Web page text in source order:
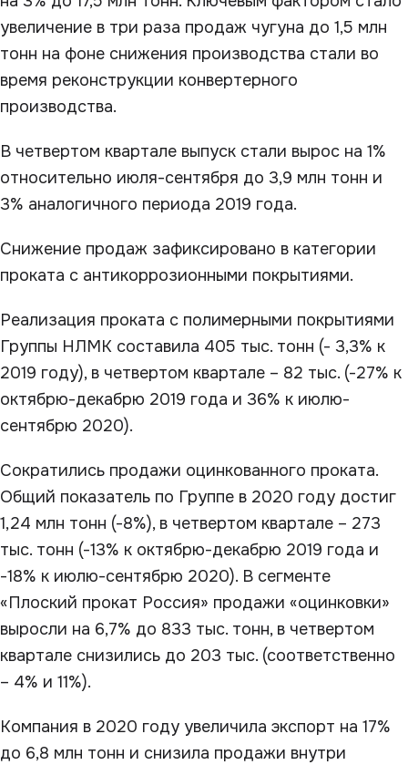
увеличение в три раза продаж чугуна до 1,5 млн
тонн на фоне снижения производства стали во
время реконструкции конвертерного
производства.
В четвертом квартале выпуск стали вырос на 1%
относительно июля-сентября до 3,9 млн тонн и
3% аналогичного периода 2019 года.
Снижение продаж зафиксировано в категории
проката с антикоррозионными покрытиями.
Реализация проката с полимерными покрытиями
Группы НЛМК составила 405 тыс. тонн (- 3,3% к
2019 году), в четвертом квартале – 82 тыс. (-27% к
октябрю-декабрю 2019 года и 36% к июлю-
сентябрю 2020).
Сократились продажи оцинкованного проката.
Общий показатель по Группе в 2020 году достиг
1,24 млн тонн (-8%), в четвертом квартале – 273
тыс. тонн (-13% к октябрю-декабрю 2019 года и
-18% к июлю-сентябрю 2020). В сегменте
«Плоский прокат Россия» продажи «оцинковки»
выросли на 6,7% до 833 тыс. тонн, в четвертом
квартале снизились до 203 тыс. (соответственно
– 4% и 11%).
Компания в 2020 году увеличила экспорт на 17%
до 6,8 млн тонн и снизила продажи внутри